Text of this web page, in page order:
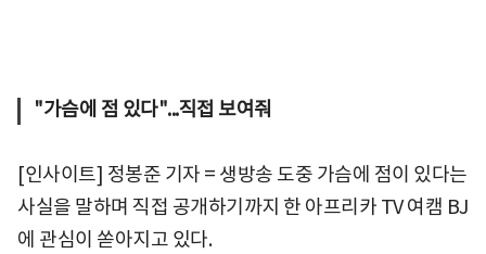
"가슴에 점 있다"...직접 보여줘
[인사이트] 정봉준 기자 = 생방송 도중 가슴에 점이 있다는
사실을 말하며 직접 공개하기까지 한 아프리카 TV 여캠 BJ
에 관심이 쏟아지고 있다.